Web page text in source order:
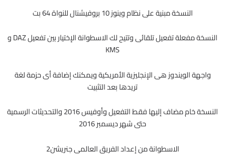
النسخة مبنية على نظام وينوز 10 بروفيشنال للنواة 64 بت
النسخة مفعلة تفعيل تلقائى وتتيح لك الاسطوانة الإختيار بين تفعيل DAZ و
KMS
واجهة الويندوز هى الإنجليزية الأمريكية ويمكنك إضافة أى حزمة لغة
تريدها بعد التثبيت
النسخة خام مضاف إليها فقط التفعيل وأوفيس 2016 والتحديثات الرسمية
حتى شهر ديسمبر 2016
الاسطوانة من إعداد الفريق العالمى جنريشن2